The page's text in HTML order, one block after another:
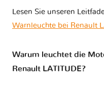
Lesen Sie unseren
Warnleuchte bei Renault
Warum leuchtet die
Renault LATITUDE?